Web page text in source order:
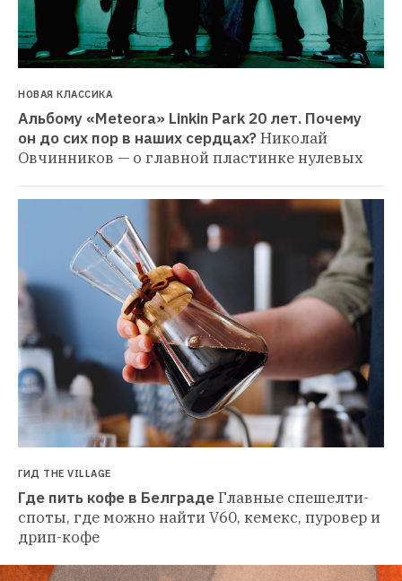
НОВАЯ КЛАССИКА
Альбому «Meteora» Linkin Park 20 лет. Почему
он до сих пор в наших сердцах?Николай
Овчинников — о главной пластинке нулевых
ГИД THE VILLAGE
Где пить кофе в БелградеГлавные спешелти-
споты, где можно найти V60, кемекс, пуровер и
дрип-кофе